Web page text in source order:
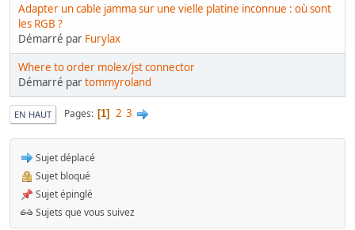
Adapter un cable jamma sur une vielle platine inconnue : où sont
les RGB ?
Démarré par Furylax
Where to order molex/jst connector
Démarré partommyroland
EN HAUT Pages 1 2 3
Sujet déplacé
Sujet bloqué
Sujet épinglé
Sujets que vous suivez